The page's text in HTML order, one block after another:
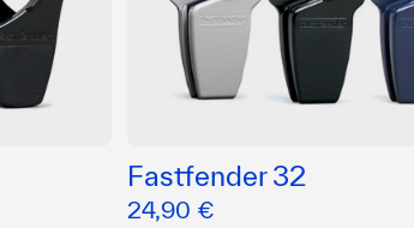
Fastfender 32
24,90 €